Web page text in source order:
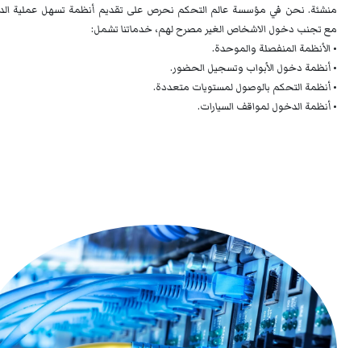
منشئة. نحن في مؤسسة عالم التحكم نحرص على تقديم أنظمة تسهل عملية
مع تجنب دخول الاشخاص الغير مصرح لهم، خدماتنا تشمل:
• الأنظمة المنفصلة والموحدة.
• أنظمة دخول الأبواب وتسجيل الحضور.
• أنظمة التحكم بالوصول لمستويات متعددة.
• أنظمة الدخول لمواقف السيارات.